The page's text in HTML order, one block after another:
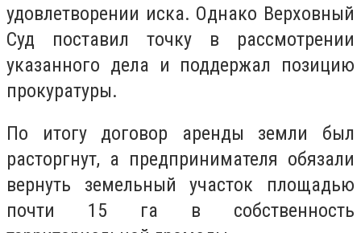
удовлетворении иска. Однако Верховный
Суд поставил точку в рассмотрении
указанного дела и поддержал позицию
прокуратуры.
По итогу договор аренды земли был
расторгнут, а предпринимателя обязали
вернуть земельный участок площадью
почти 15 га в собственность